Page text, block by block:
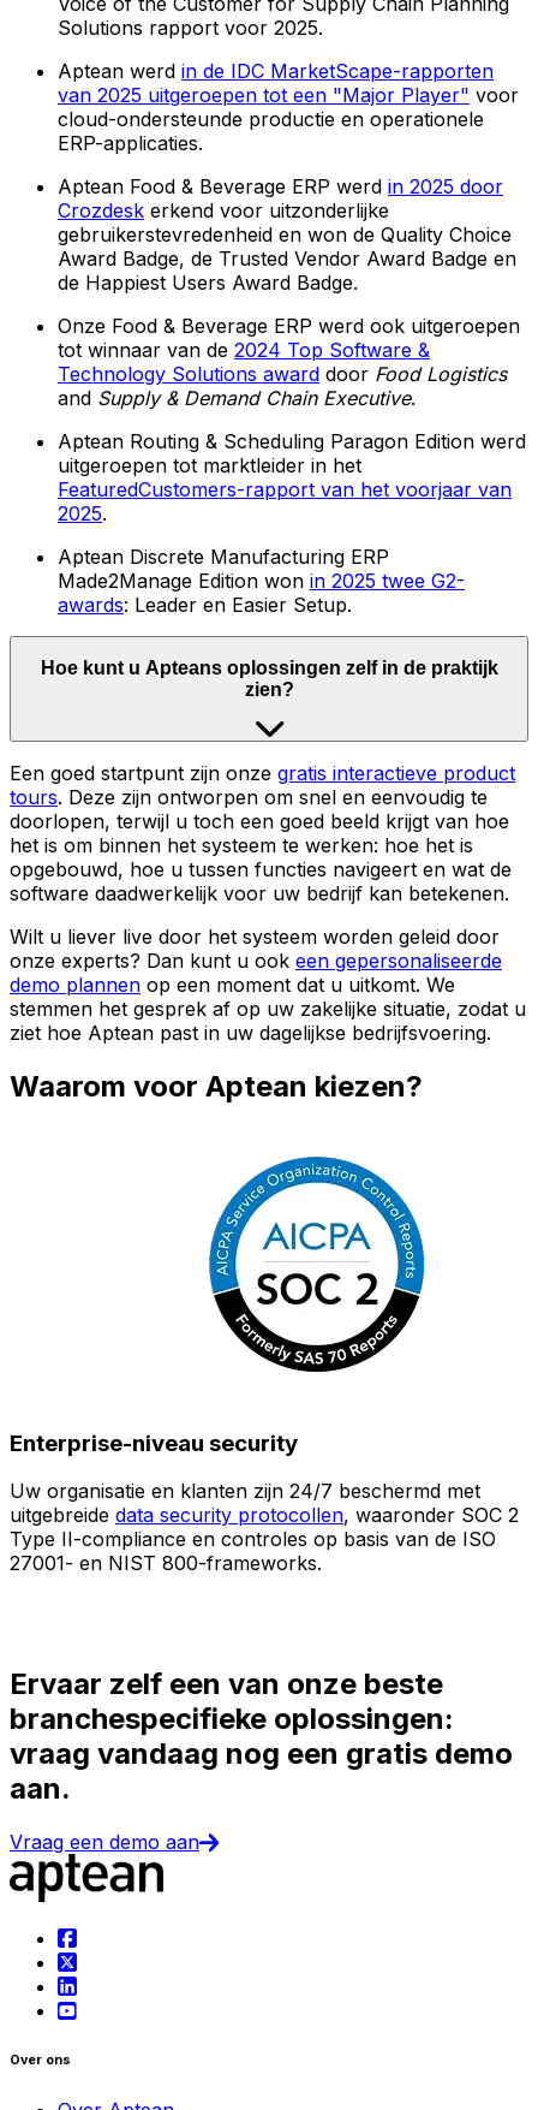
Solutions rapport voor 2025.
Aptean werd in de IDC MarketScape-rapporten
van 2025 uitgeroepen tot een "Major Player" voor
cloud-ondersteunde productie en operationele
ERP-applicaties.
Aptean Food & Beverage ERP werd in 2025 door
Crozdesk erkend voor uitzonderlijke
gebruikerstevredenheid en won de Quality Choice
Award Badge, de Trusted Vendor Award Badge en
de Happiest Users Award Badge.
Onze Food & Beverage ERP werd ook uitgeroepen
tot winnaar van de 2024 Top Software &
Technology Solutions award door Food Logistics
and Supply & Demand Chain Executive.
Aptean Routing & Scheduling Paragon Edition werd
uitgeroepen tot marktleider in het
FeaturedCustomers-rapport van het voorjaar van
2025.
Aptean Discrete Manufacturing ERP
Made2Manage Edition won in 2025 twee G2-
awards: Leader en Easier Setup.
Hoe kunt u Apteans oplossingen zelf in de praktijk
zien?
Een goed startpunt zijn onze gratis interactieve product
tours. Deze zijn ontworpen om snel en eenvoudig te
doorlopen, terwijl u toch een goed beeld krijgt van hoe
het is om binnen het systeem te werken: hoe het is
opgebouwd, hoe u tussen functies navigeert en wat de
software daadwerkelijk voor uw bedrijf kan betekenen.
Wilt u liever live door het systeem worden geleid door
onze experts? Dan kunt u ook een gepersonaliseerde
demo plannen op een moment dat u uitkomt. We
stemmen het gesprek af op uw zakelijke situatie, zodat u
ziet hoe Aptean past in uw dagelijkse bedrijfsvoering.
Waarom voor Aptean kiezen?
Enterprise-niveau security
Uw organisatie en klanten zijn 24/7 beschermd met
uitgebreide data security protocollen, waaronder SOC 2
Type II-compliance en controles op basis van de ISO
27001- en NIST 800-frameworks.
Ervaar zelf een van onze beste
branchespecifieke oplossingen:
vraag vandaag nog een gratis demo
aan.
Vraag een demo aan
Over ons